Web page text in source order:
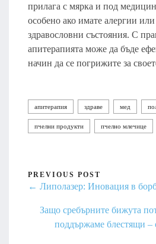
прилага с мярка и под
особено ако имате алергии
здравословни състояния. С
апитерапията може да бъде
начин да се погрижите за
апитерапия здраве мед
пчелни продукти пчелно млечице
PREVIOUS POST
← Липолазер: Иновация в
Защо сребърните бижута
поддържаме блестящи –